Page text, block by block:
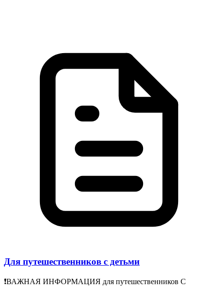
Для путешественников с детьми
❗️ВАЖНАЯ ИНФОРМАЦИЯ для путешественников С